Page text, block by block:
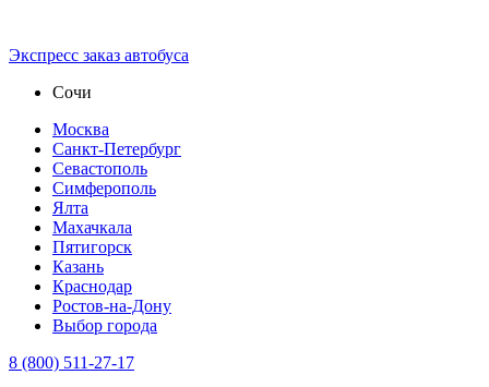
Экспресс зaказ автобуса
Сочи
Москва
Санкт-Петербург
Севастополь
Симферополь
Ялта
Махачкала
Пятигорск
Казань
Краснодар
Ростов-на-Дону
Выбор города
8 (800) 511-27-17